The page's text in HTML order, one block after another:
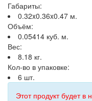
Габариты:
0.32x0.36x0.47 м.
Объём:
0.05414 куб. м.
Вес:
8.18 кг.
Кол-во в упаковке:
6 шт.
Этот продукт будет в